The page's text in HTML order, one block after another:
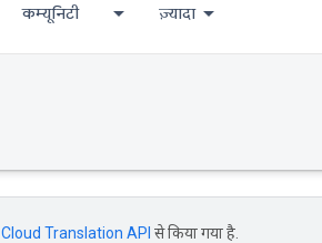
कम्यूनिटी ज़्यादा
Cloud Translation API से किया गया है.